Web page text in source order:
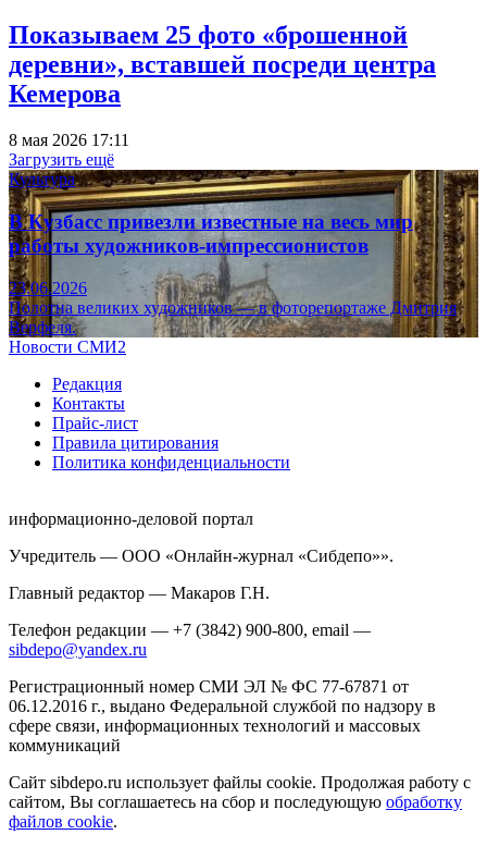
Показываем 25 фото «брошенной
деревни», вставшей посреди центра
Кемерова
8 мая 2026 17:11
Загрузить ещё
Культура
В Кузбасс привезли известные на весь мир
работы художников-импрессионистов
23.06.2026
Полотна великих художников — в фоторепортаже Дмитрия
Верфеля.
Новости СМИ2
Редакция
Контакты
Прайс-лист
Правила цитирования
Политика конфиденциальности
информационно-деловой портал
Учредитель — ООО «Онлайн-журнал «Сибдепо»».
Главный редактор — Макаров Г.Н.
Телефон редакции — +7 (3842) 900-800, email —
sibdepo@yandex.ru
Регистрационный номер СМИ ЭЛ № ФС 77-67871 от
06.12.2016 г., выдано Федеральной службой по надзору в
сфере связи, информационных технологий и массовых
коммуникаций
Сайт sibdepo.ru использует файлы cookie. Продолжая работу с
сайтом, Вы соглашаетесь на сбор и последующую обработку
файлов cookie.